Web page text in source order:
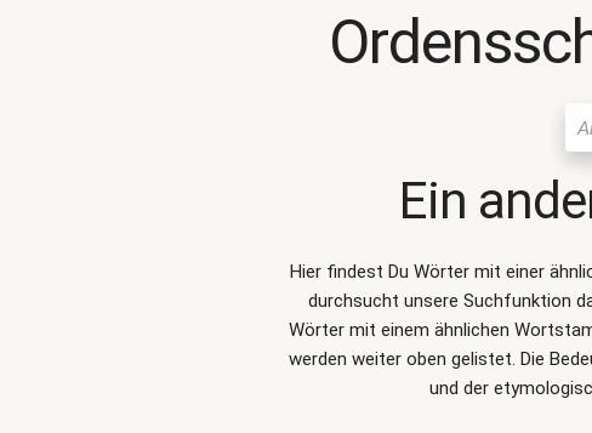
Ein
Hier findest Du Wörter mit einer
durchsucht unsere Suchfunktion
Wörter mit einem ähnlichen
werden weiter oben gelistet. Die
und der